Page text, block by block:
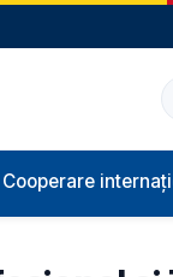
Cooperare